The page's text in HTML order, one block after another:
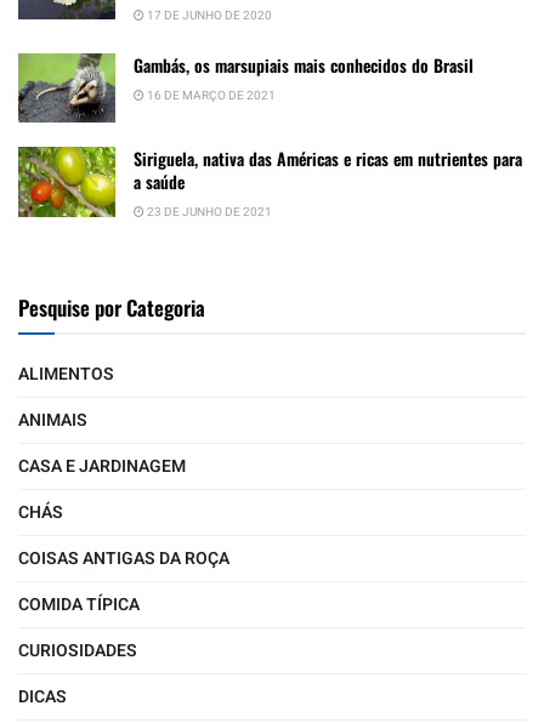
17 DE JUNHO DE 2020
Gambás, os marsupiais mais conhecidos do Brasil
16 DE MARÇO DE 2021
Siriguela, nativa das Américas e ricas em nutrientes para
a saúde
23 DE JUNHO DE 2021
Pesquise por Categoria
ALIMENTOS
ANIMAIS
CASA E JARDINAGEM
CHÁS
COISAS ANTIGAS DA ROÇA
COMIDA TÍPICA
CURIOSIDADES
DICAS